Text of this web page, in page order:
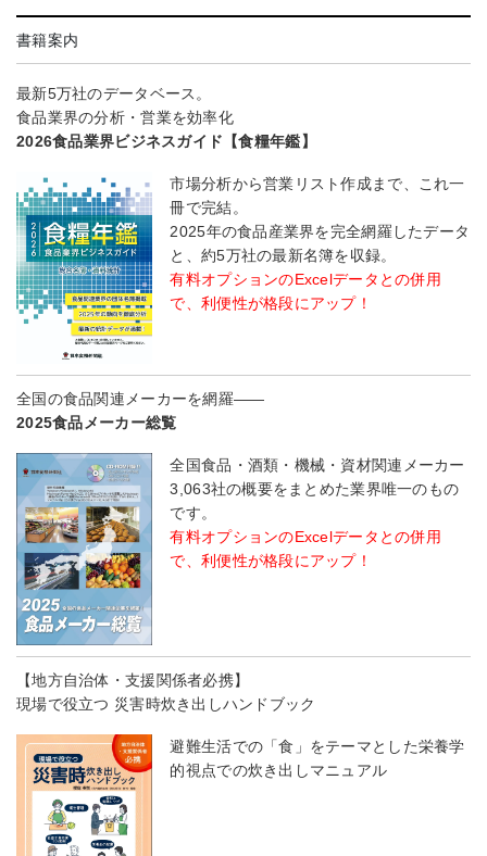
書籍案内
最新5万社のデータベース。
食品業界の分析・営業を効率化
2026食品業界ビジネスガイド【食糧年鑑】
市場分析から営業リスト作成まで、これ一
冊で完結。
2025年の食品産業界を完全網羅したデータ
と、約5万社の最新名簿を収録。
有料オプションのExcelデータとの併用
で、利便性が格段にアップ！
全国の食品関連メーカーを網羅――
2025食品メーカー総覧
全国食品・酒類・機械・資材関連メーカー
3,063社の概要をまとめた業界唯一のもの
です。
有料オプションのExcelデータとの併用
で、利便性が格段にアップ！
【地方自治体・支援関係者必携】
現場で役立つ 災害時炊き出しハンドブック
避難生活での「食」をテーマとした栄養学
的視点での炊き出しマニュアル